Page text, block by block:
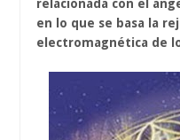
relacionada con el
en lo que se basa la
electromagnética de